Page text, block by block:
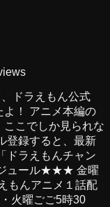
ドラえもん公式
よ！ アニメ本編の
こでしか見られな
登録すると、最新
ドラえもんチャン
ュール★★★ 金曜
もんアニメ１話配
火曜ごご5時30